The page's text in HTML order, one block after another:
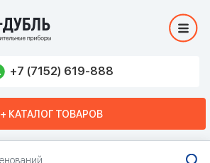
+7 (7152) 619-888
+ КАТАЛОГ ТОВАРОВ